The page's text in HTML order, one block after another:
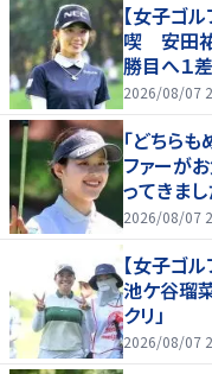
【女子ゴル
喫 安田祐
勝目へ１
2026/08/07
「どちら
ファーが
ってきま
父さん」「
2026/08/07
【女子ゴ
池ケ谷瑠
クリ」
2026/08/07